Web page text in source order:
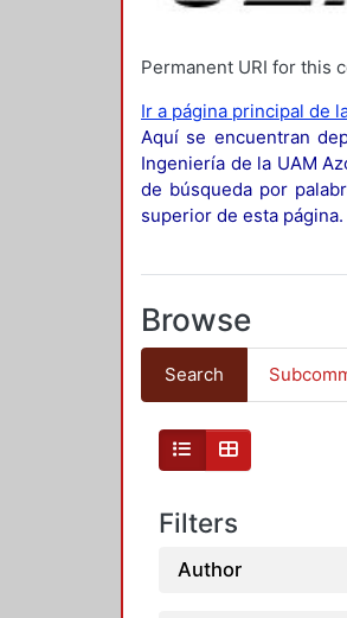
Permanent URI for this
Ir a página principal de
Aquí se encuentran
Ingeniería de la UAM
de búsqueda por
superior de esta página.
Browse
Search
Filters
Author